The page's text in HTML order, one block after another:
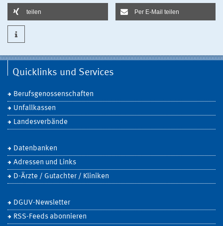
teilen Per E-Mail teilen
Quicklinks und Services
Berufsgenossenschaften
Unfallkassen
Landesverbände
Datenbanken
Adressen und Links
D-Ärzte / Gutachter / Kliniken
DGUV-Newsletter
RSS-Feeds abonnieren